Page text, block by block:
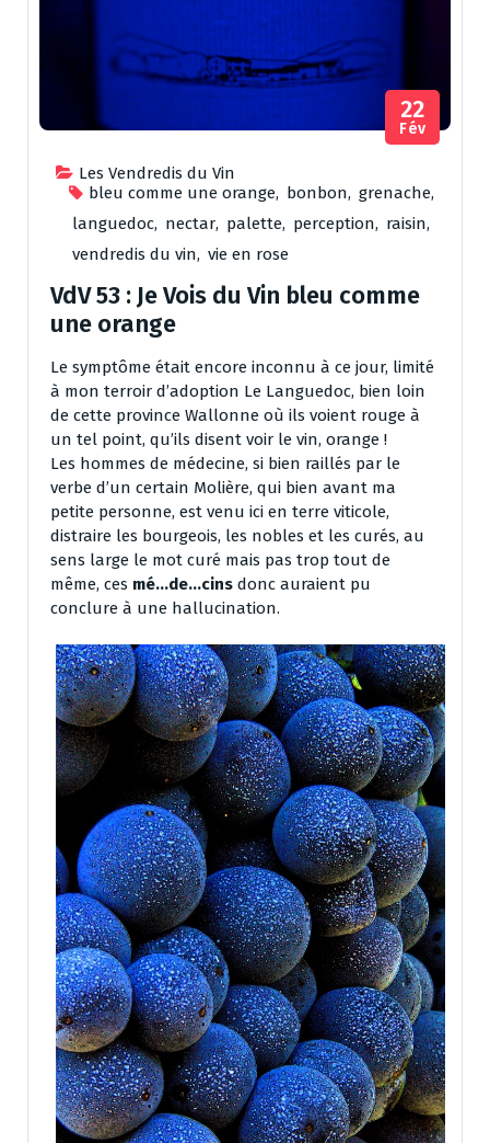
Les Vendredis du Vin
bleu comme une orange, bonbon, grenache,
languedoc, nectar, palette, perception, raisin,
vendredis du vin, vie en rose
22
Fév
VdV 53 : Je Vois du Vin bleu comme
une orange
Le symptôme était encore inconnu à ce jour, limité
à mon terroir d’adoption Le Languedoc, bien loin
de cette province Wallonne où ils voient rouge à
un tel point, qu’ils disent voir le vin, orange !
Les hommes de médecine, si bien raillés par le
verbe d’un certain Molière, qui bien avant ma
petite personne, est venu ici en terre viticole,
distraire les bourgeois, les nobles et les curés, au
sens large le mot curé mais pas trop tout de
même, ces mé…de…cins donc auraient pu
conclure à une hallucination.